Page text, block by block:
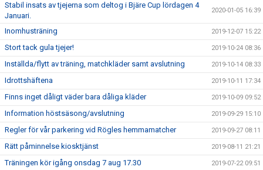
Stabil insats av tjejerna som deltog i Bjäre Cup lördagen 4
Januari.
2020-01-05 16:39
Inomhusträning 2019-12-07 15:22
Stort tack gula tjejer! 2019-10-24 08:36
Inställda/flytt av träning, matchkläder samt avslutning 2019-10-14 08:33
Idrottshäftena 2019-10-11 17:34
Finns inget dåligt väder bara dåliga kläder 2019-10-09 09:52
Information höstsäsong/avslutning 2019-09-29 15:10
Regler för vår parkering vid Rögles hemmamatcher 2019-09-27 08:11
Rätt påminnelse kiosktjänst 2019-08-11 21:21
Träningen kör igång onsdag 7 aug 17.30 2019-07-22 09:51